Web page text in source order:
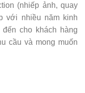
(nhiếp ảnh, quay
với nhiều năm kinh
cho khách hàng
cầu và mong muốn